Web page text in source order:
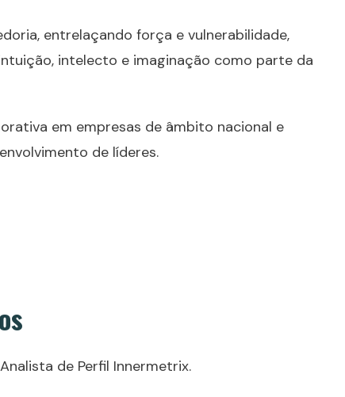
entrelaçando força e vulnerabilidade,
intelecto e imaginação como parte da
em empresas de âmbito nacional e
de líderes.
de Perfil Innermetrix.